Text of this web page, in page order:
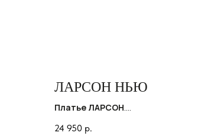
ЛАРСОН НЬЮ
Платье ЛАРСОН.
по линии талии, с короткими
24 950 р.